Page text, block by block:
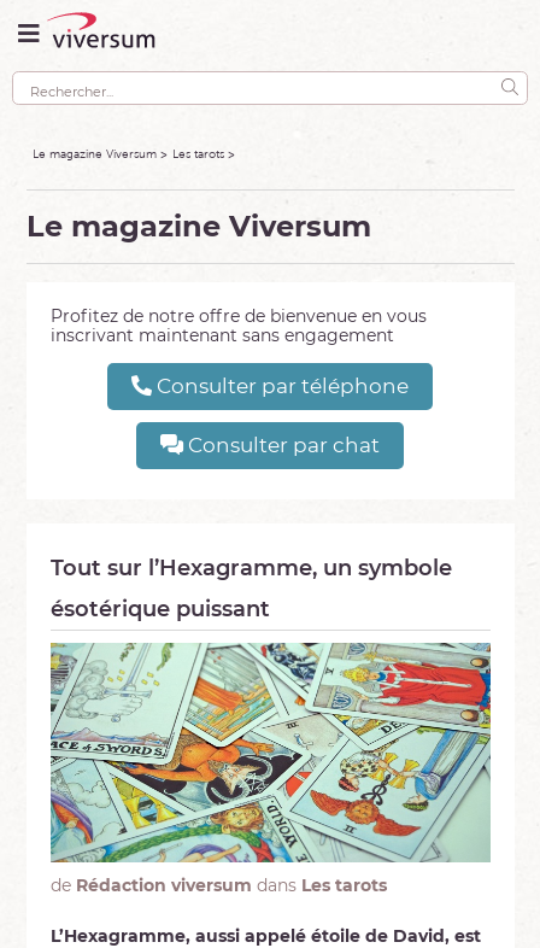
Le magazine Viversum Les tarots
Le magazine Viversum
Profitez de notre offre de bienvenue en vous
inscrivant maintenant sans engagement
Consulter par téléphone
Consulter par chat
Tout sur l’Hexagramme, un symbole
ésotérique puissant
de Rédaction viversum dans Les tarots
L’Hexagramme, aussi appelé étoile de David, est